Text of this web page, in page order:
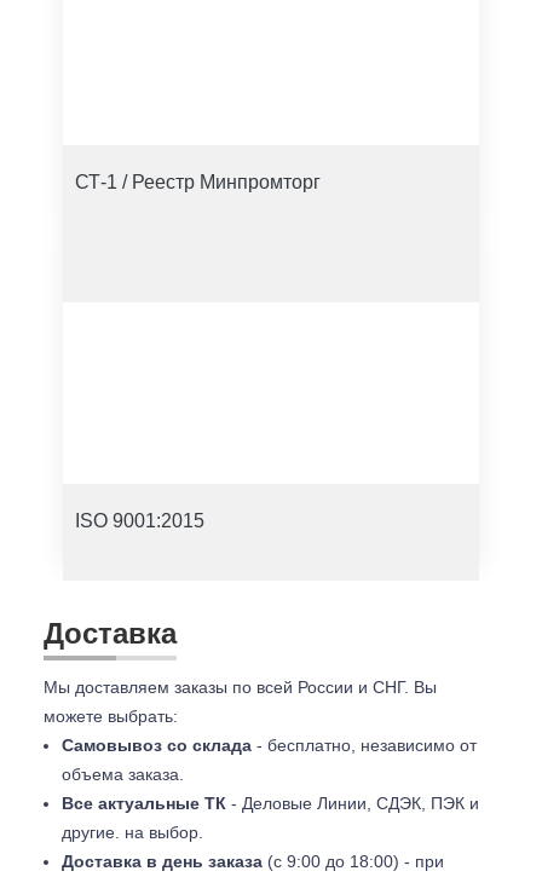
СТ-1 / Реестр Минпромторг
ISO 9001:2015
Доставка
Мы доставляем заказы по всей России и СНГ. Вы
можете выбрать:
Самовывоз со склада - бесплатно, независимо от
объема заказа.
Все актуальные ТК - Деловые Линии, СДЭК, ПЭК и
другие. на выбор.
Доставка в день заказа (с 9:00 до 18:00) - при